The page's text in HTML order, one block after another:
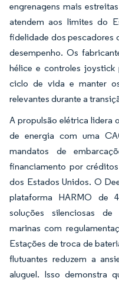
engrenagens mais
atendem aos limites do
fidelidade dos pescadores
desempenho. Os
hélice e controles
ciclo de vida e manter
relevantes durante a
A propulsão elétrica lidera
de energia com uma
mandatos de
financiamento por
dos Estados Unidos. O
plataforma HARMO de
soluções silenciosas de
marinas com
Estações de troca de
flutuantes reduzem a
aluguel. Isso demonstra